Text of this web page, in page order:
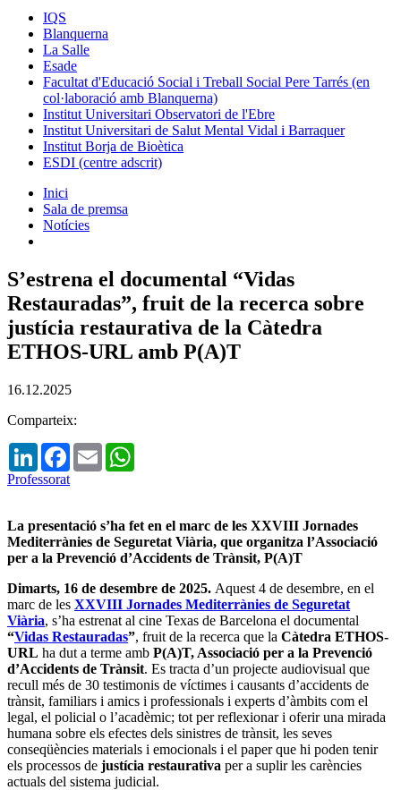
IQS
Blanquerna
La Salle
Esade
Facultat d'Educació Social i Treball Social Pere Tarrés (en
col·laboració amb Blanquerna)
Institut Universitari Observatori de l'Ebre
Institut Universitari de Salut Mental Vidal i Barraquer
Institut Borja de Bioètica
ESDI (centre adscrit)
Inici
Sala de premsa
Notícies
S’estrena el documental “Vidas
Restauradas”, fruit de la recerca sobre
justícia restaurativa de la Càtedra
ETHOS-URL amb P(A)T
16.12.2025
Comparteix:
LinkedInFacebook
Email
Professorat
La presentació s’ha fet en el marc de les XXVIII Jornades
Mediterrànies de Seguretat Viària, que organitza l’Associació
per a la Prevenció d’Accidents de Trànsit, P(A)T
Dimarts, 16 de desembre de 2025. Aquest 4 de desembre, en el
marc de les XXVIII Jornades Mediterrànies de Seguretat
Viària, s’ha estrenat al cine Texas de Barcelona el documental
“Vidas Restauradas”, fruit de la recerca que la Càtedra ETHOS-
URL ha dut a terme amb P(A)T, Associació per a la Prevenció
d’Accidents de Trànsit. Es tracta d’un projecte audiovisual que
recull més de 30 testimonis de víctimes i causants d’accidents de
trànsit, familiars i amics i professionals i experts d’àmbits com el
legal, el policial o l’acadèmic; tot per reflexionar i oferir una mirada
humana sobre els efectes dels sinistres de trànsit, les seves
conseqüències materials i emocionals i el paper que hi poden tenir
els processos de justícia restaurativa per a suplir les carències
actuals del sistema judicial.